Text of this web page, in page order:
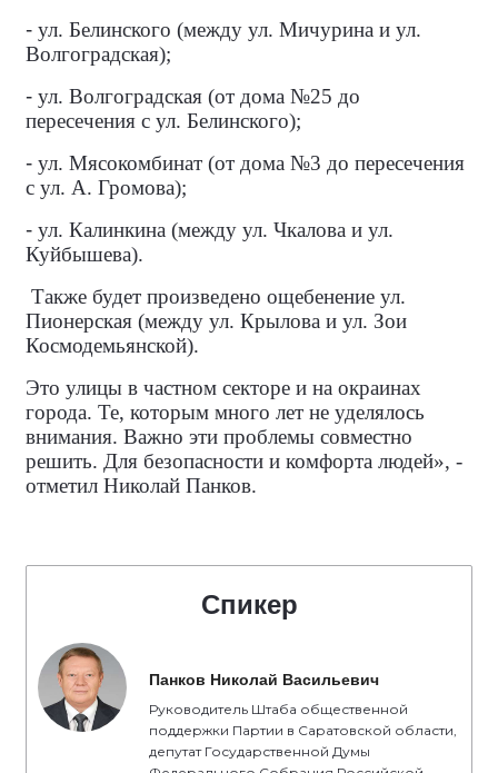
- ул. Белинского (между ул. Мичурина и ул.
Волгоградская);
- ул. Волгоградская (от дома №25 до
пересечения с ул. Белинского);
- ул. Мясокомбинат (от дома №3 до пересечения
с ул. А. Громова);
- ул. Калинкина (между ул. Чкалова и ул.
Куйбышева).
Также будет произведено ощебенение ул.
Пионерская (между ул. Крылова и ул. Зои
Космодемьянской).
Это улицы в частном секторе и на окраинах
города. Те, которым много лет не уделялось
внимания. Важно эти проблемы совместно
решить. Для безопасности и комфорта людей», -
отметил Николай Панков.
Спикер
Панков Николай Васильевич
Руководитель Штаба общественной
поддержки Партии в Саратовской области,
депутат Государственной Думы